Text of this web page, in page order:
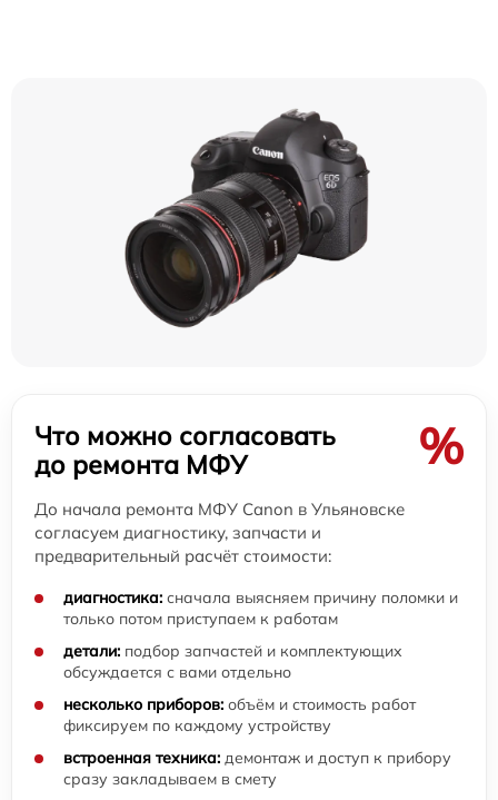
Что можно согласовать
до ремонта МФУ
%
До начала ремонта МФУ Canon в Ульяновске
согласуем диагностику, запчасти и
предварительный расчёт стоимости:
диагностика: сначала выясняем причину поломки и
только потом приступаем к работам
детали: подбор запчастей и комплектующих
обсуждается с вами отдельно
несколько приборов: объём и стоимость работ
фиксируем по каждому устройству
встроенная техника: демонтаж и доступ к прибору
сразу закладываем в смету